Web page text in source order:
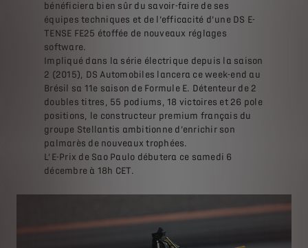
bénéficiera bien sûr du savoir-faire de ses
équipes techniques et de l’efficacité d’une DS E-
TENSE FE25 étoffée de nouveaux réglages
software.
Impliqué dans la série électrique depuis la saison
2 (2015), DS Automobiles lancera ce week-end au
Brésil sa 11e saison de Formule E. Détenteur de 2
doubles titres, 55 podiums, 18 victoires et 26 pole
positions, le constructeur premium français du
groupe Stellantis ambitionne d’enrichir son
palmarès de nouveaux trophées.
L’E-Prix de Sao Paulo débutera ce samedi 6
décembre à 18h CET.